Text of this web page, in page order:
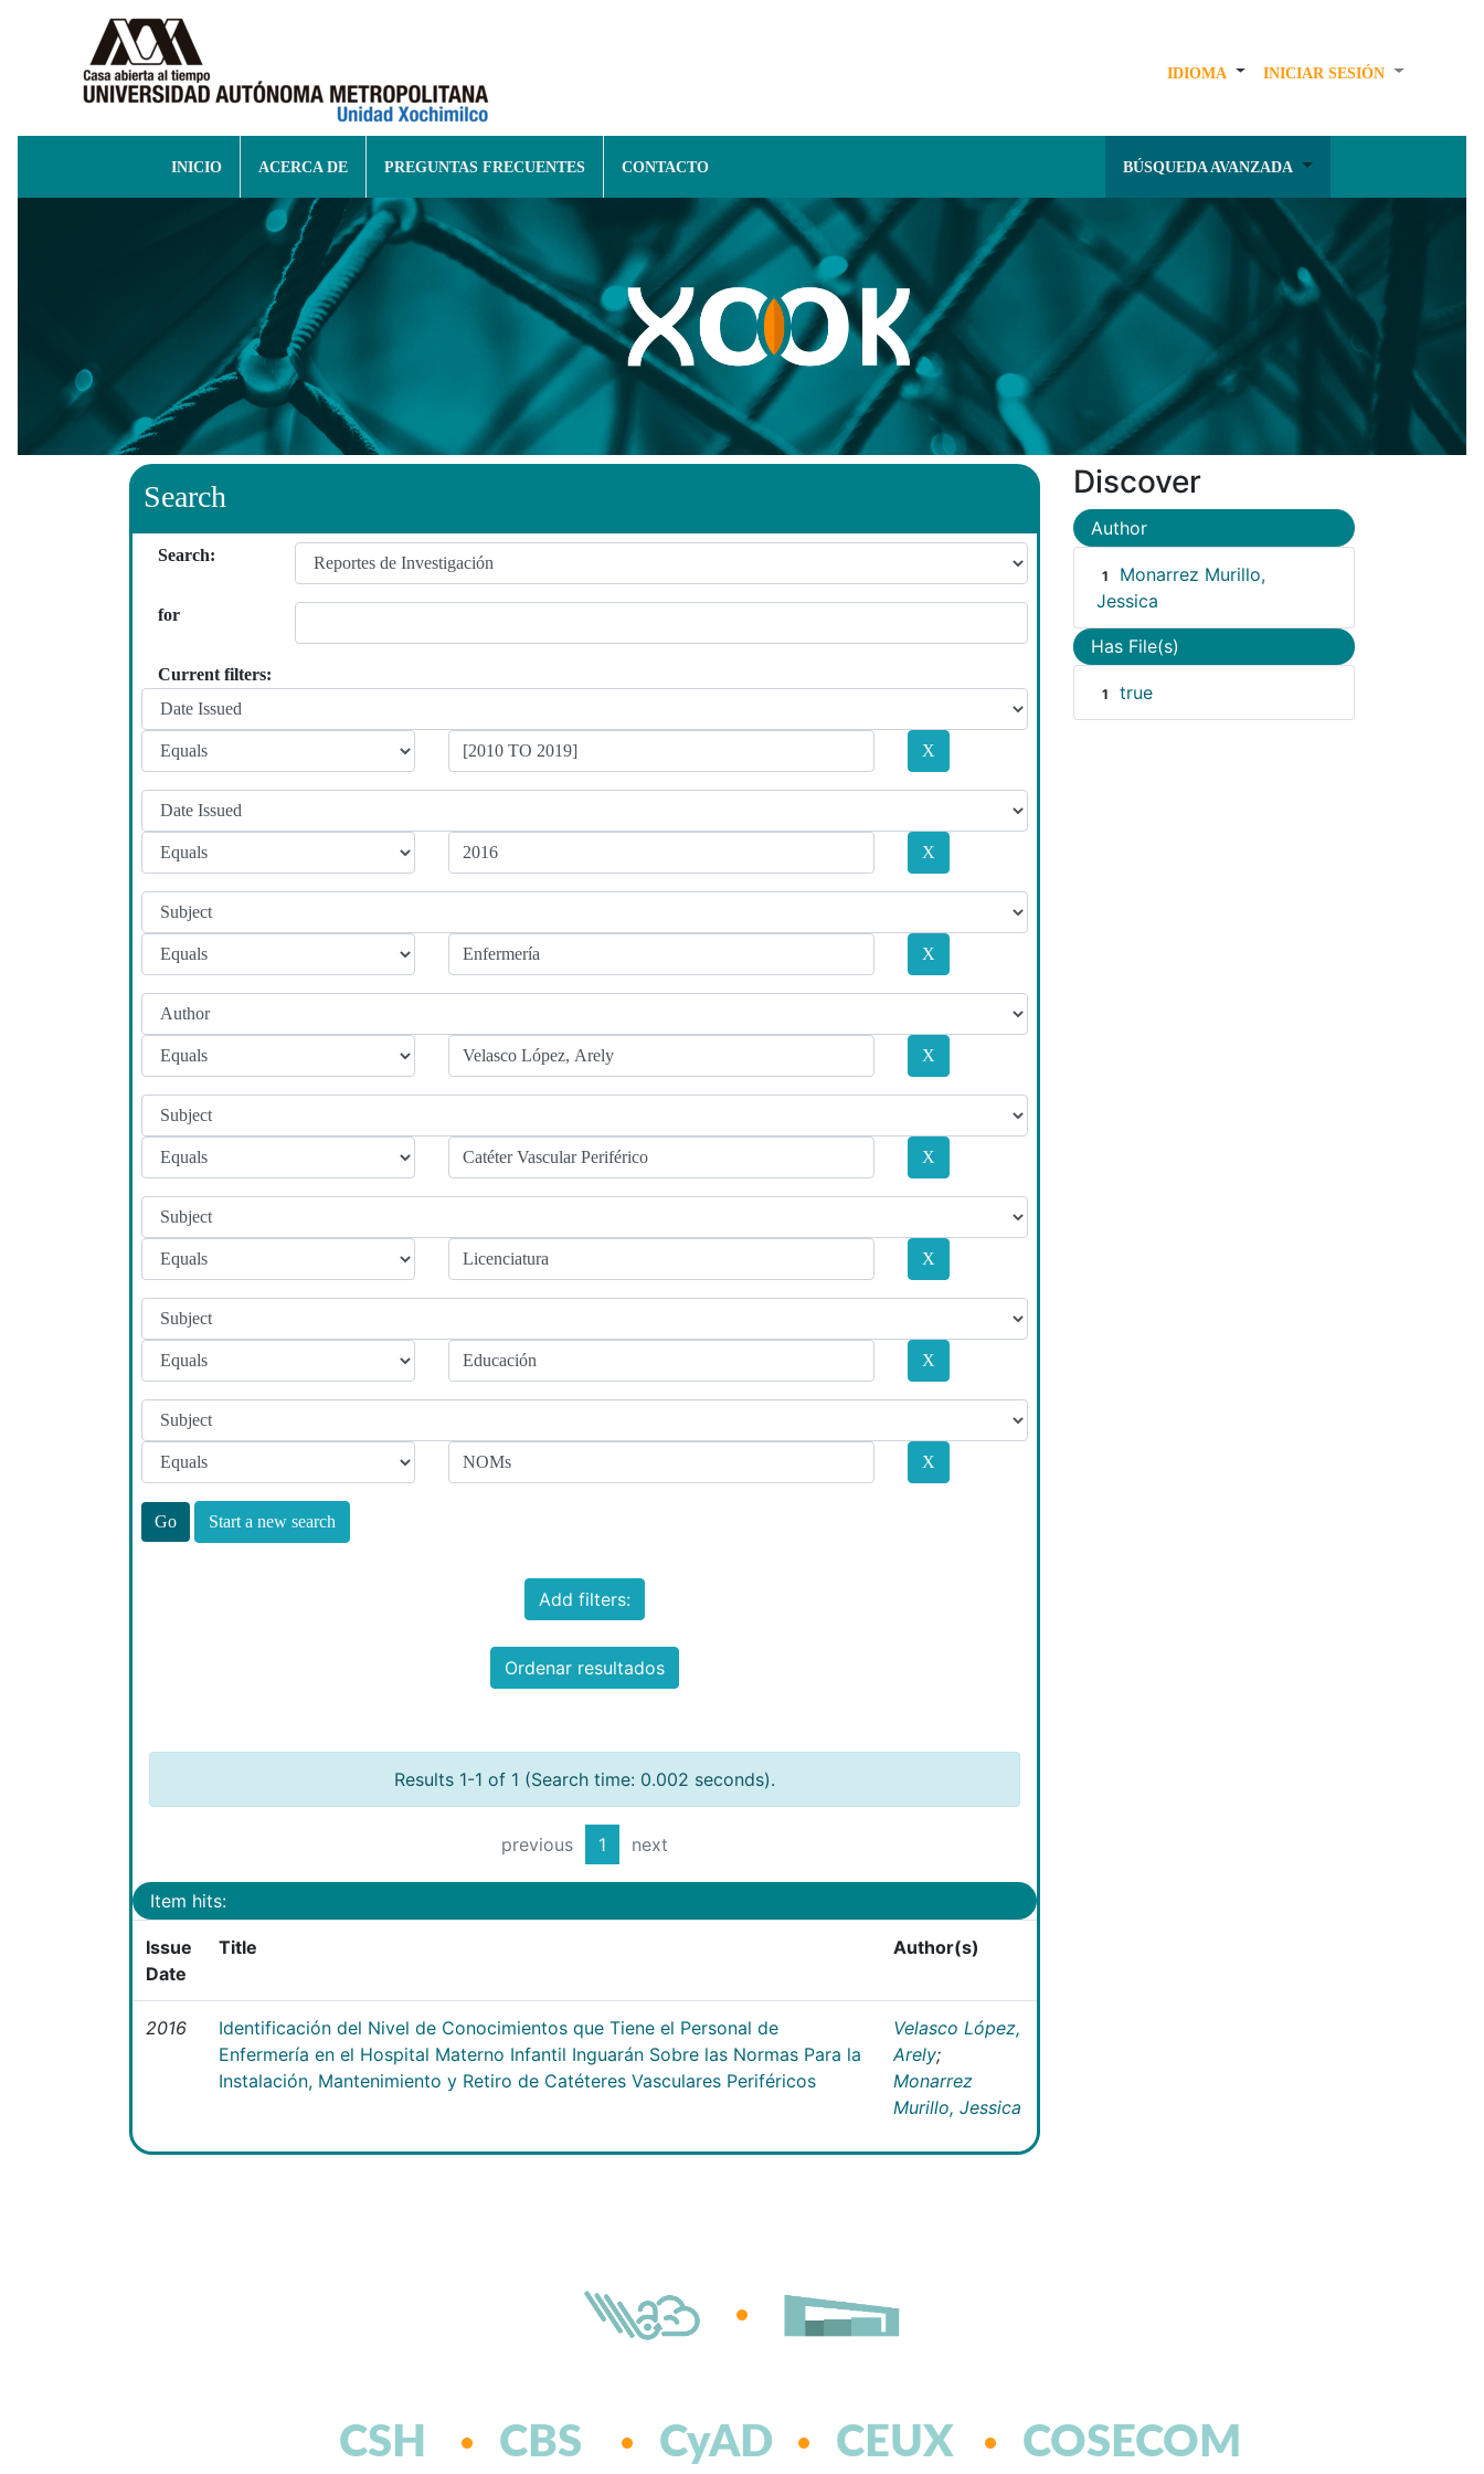
IDIOMA INICIAR SESIÓN
INICIO ACERCA DE PREGUNTAS FRECUENTES CONTACTO BÚSQUEDA AVANZADA
Search
Search:
for
Current filters:
Start a new search
Add filters:
Ordenar resultados
Results 1-1 of 1 (Search time: 0.002 seconds).
previous 1 next
Item hits:
Issue
Date
Title Author(s)
2016
Identificación del Nivel de Conocimientos que Tiene el Personal de
Enfermería en el Hospital Materno Infantil Inguarán Sobre las Normas Para la
Instalación, Mantenimiento y Retiro de Catéteres Vasculares Periféricos
Velasco López,
Arely;
Monarrez
Murillo, Jessica
Discover
Author
1
Monarrez Murillo,
Jessica
Has File(s)
1 true
CSH CBS CyAD CEUX COSECOM